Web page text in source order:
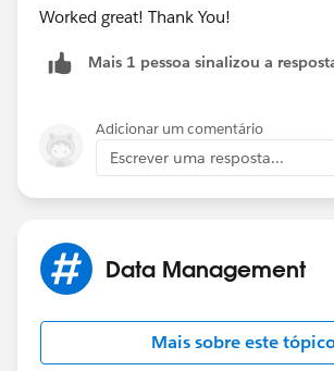
Worked great! Thank You!
Mais 1 pessoa sinalizou a
Adicionar um comentário
Escrever uma resposta...
Data Management
Mais sobre este